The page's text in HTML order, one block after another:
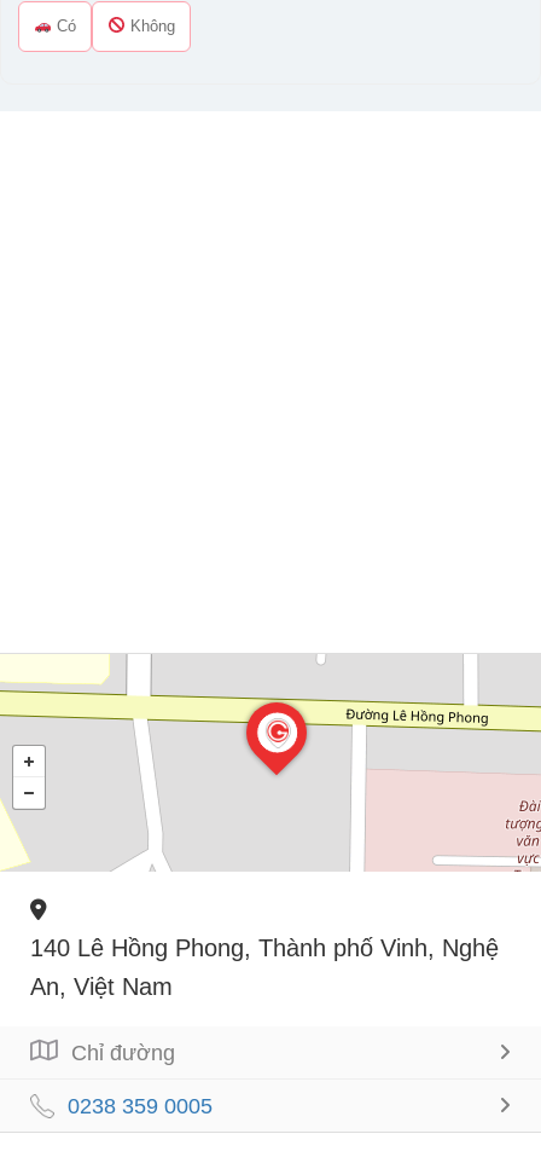
Có Không
140 Lê Hồng Phong, Thành phố Vinh, Nghệ
An, Việt Nam
Chỉ đường
0238 359 0005